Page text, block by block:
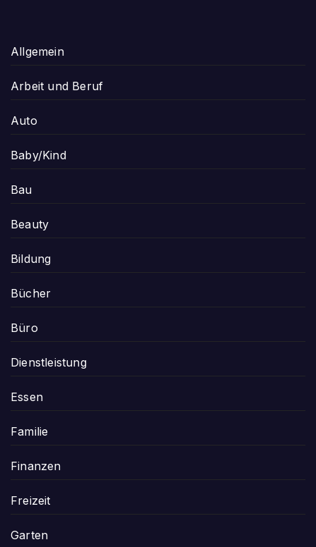
Allgemein
Arbeit und Beruf
Auto
Baby/Kind
Bau
Beauty
Bildung
Bücher
Büro
Dienstleistung
Essen
Familie
Finanzen
Freizeit
Garten